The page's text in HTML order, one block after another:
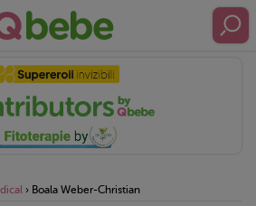
› Boala Weber-Christian